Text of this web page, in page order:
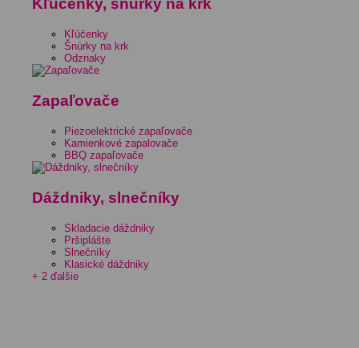
Kľúčenky, šnúrky na krk
Kľúčenky
Šnúrky na krk
Odznaky
Zapaľovače
Piezoelektrické zapaľovače
Kamienkové zapalovače
BBQ zapaľovače
Dáždniky, slnečníky
Skladacie dáždniky
Pršiplášte
Slnečníky
Klasické dáždniky
+ 2 ďalšie